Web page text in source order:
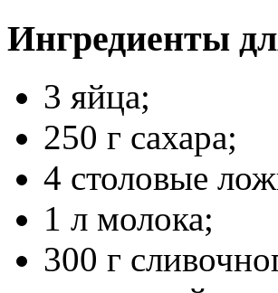
Ингредиенты
3 яйца;
250 г сахара;
4 столовые
1 л молока;
300 г